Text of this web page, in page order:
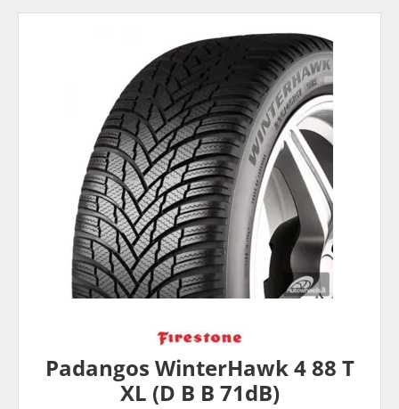
Padangos WinterHawk 4 88 T
XL (D B B 71dB)